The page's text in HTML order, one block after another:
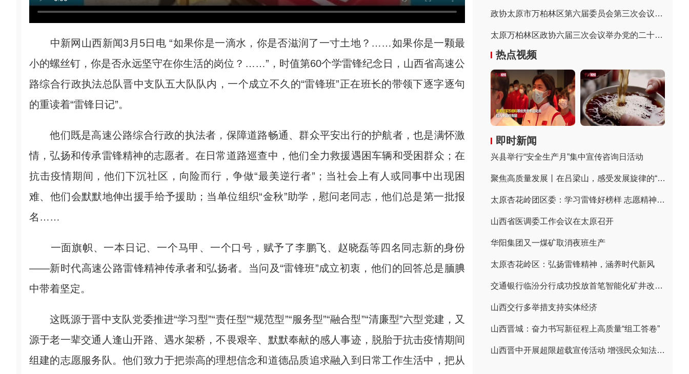
中新网山西新闻3月5日电 “如果你是一滴水，你是否滋润了一寸土地？……如果你是一颗最
小的螺丝钉，你是否永远坚守在你生活的岗位？……”，时值第60个学雷锋纪念日，山西省高速公
路综合行政执法总队晋中支队五大队队内，一个成立不久的“雷锋班”正在班长的带领下逐字逐句
的重读着“雷锋日记”。
他们既是高速公路综合行政的执法者，保障道路畅通、群众平安出行的护航者，也是满怀激
情，弘扬和传承雷锋精神的志愿者。在日常道路巡查中，他们全力救援遇困车辆和受困群众；在
抗击疫情期间，他们下沉社区，向险而行，争做“最美逆行者”；当社会上有人或同事中出现困
难、他们会默默地伸出援手给予援助；当单位组织“金秋”助学，慰问老同志，他们总是第一批报
名……
一面旗帜、一本日记、一个马甲、一个口号，赋予了李鹏飞、赵晓磊等四名同志新的身份
——新时代高速公路雷锋精神传承者和弘扬者。当问及“雷锋班”成立初衷，他们的回答总是腼腆
中带着坚定。
这既源于晋中支队党委推进“学习型”“责任型”“规范型”“服务型”“融合型”“清廉型”六型党建，又
源于老一辈交通人逢山开路、遇水架桥，不畏艰辛、默默奉献的感人事迹，脱胎于抗击疫情期间
组建的志愿服务队。他们致力于把崇高的理想信念和道德品质追求融入到日常工作生活中，把从
政协太原市万柏林区第六届委员会第三次会议隆重开幕
太原万柏林区政协六届三次会议举办党的二十大精神专题培训会
热点视频
即时新闻
兴县举行“安全生产月”集中宣传咨询日活动
聚焦高质量发展丨在吕梁山，感受发展旋律的“变奏”
太原杏花岭团区委：学习雷锋好榜样 志愿精神闪闪
山西省医调委工作会议在太原召开
华阳集团又一煤矿取消夜班生产
太原杏花岭区：弘扬雷锋精神，涵养时代新风
交通银行临汾分行成功投放首笔智能化矿井改造贷款
山西交行多举措支持实体经济
山西晋城：奋力书写新征程上高质量“组工答卷”
山西晋中开展超限超载宣传活动 增强民众知法守法意识